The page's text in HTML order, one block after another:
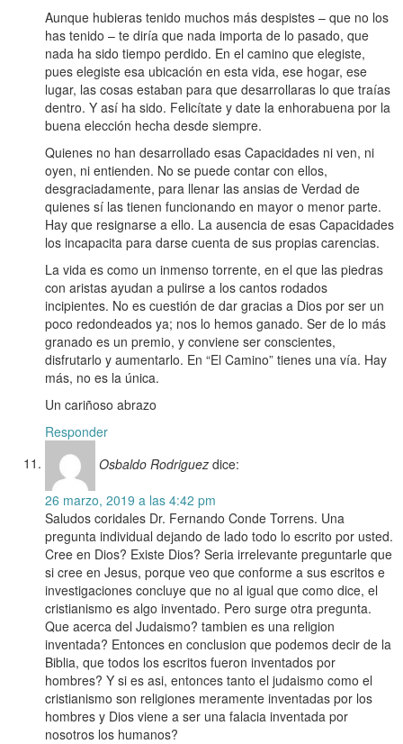
Aunque hubieras tenido muchos más despistes – que no los
has tenido – te diría que nada importa de lo pasado, que
nada ha sido tiempo perdido. En el camino que elegiste,
pues elegiste esa ubicación en esta vida, ese hogar, ese
lugar, las cosas estaban para que desarrollaras lo que traías
dentro. Y así ha sido. Felicítate y date la enhorabuena por la
buena elección hecha desde siempre.
Quienes no han desarrollado esas Capacidades ni ven, ni
oyen, ni entienden. No se puede contar con ellos,
desgraciadamente, para llenar las ansias de Verdad de
quienes sí las tienen funcionando en mayor o menor parte.
Hay que resignarse a ello. La ausencia de esas Capacidades
los incapacita para darse cuenta de sus propias carencias.
La vida es como un inmenso torrente, en el que las piedras
con aristas ayudan a pulirse a los cantos rodados
incipientes. No es cuestión de dar gracias a Dios por ser un
poco redondeados ya; nos lo hemos ganado. Ser de lo más
granado es un premio, y conviene ser conscientes,
disfrutarlo y aumentarlo. En “El Camino” tienes una vía. Hay
más, no es la única.
Un cariñoso abrazo
Responder
Osbaldo Rodriguez dice:
26 marzo, 2019 a las 4:42 pm
Saludos coridales Dr. Fernando Conde Torrens. Una
pregunta individual dejando de lado todo lo escrito por usted.
Cree en Dios? Existe Dios? Seria irrelevante preguntarle que
si cree en Jesus, porque veo que conforme a sus escritos e
investigaciones concluye que no al igual que como dice, el
cristianismo es algo inventado. Pero surge otra pregunta.
Que acerca del Judaismo? tambien es una religion
inventada? Entonces en conclusion que podemos decir de la
Biblia, que todos los escritos fueron inventados por
hombres? Y si es asi, entonces tanto el judaismo como el
cristianismo son religiones meramente inventadas por los
hombres y Dios viene a ser una falacia inventada por
nosotros los humanos?